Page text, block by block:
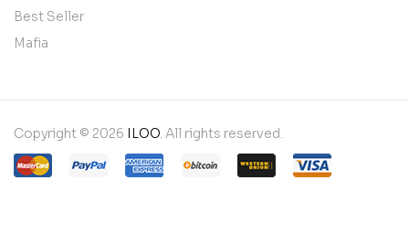
Best Seller
Mafia
Copyright © 2026 ILOO. All rights reserved.